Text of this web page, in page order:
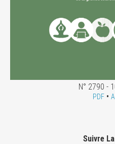
N° 2790 -
PDF•
Suivre